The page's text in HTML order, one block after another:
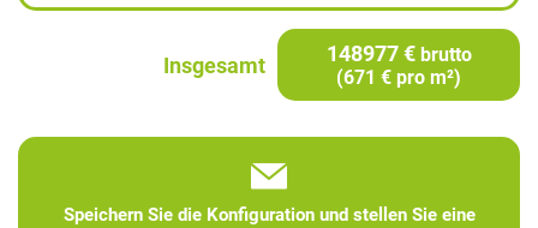
Insgesamt 148977 € brutto
(671 € pro m²)
Speichern Sie die Konfiguration und stellen Sie eine